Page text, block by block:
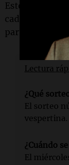
Este juego de
cada sorteo
participantes.
Lectura
¿Qué
El sorteo
vespertina.
¿Cuándo
El